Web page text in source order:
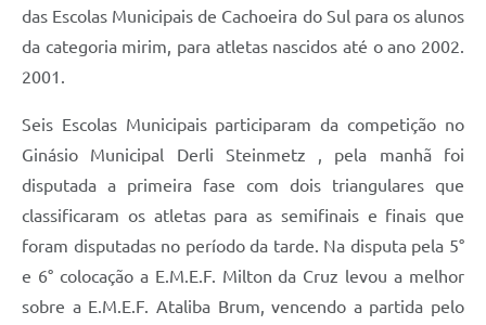
Gabinetes e Secretarias
Contas Públicas
Editais
Serviços Online
Telefones Úteis
das Escolas Municipais de Cachoeira do Sul para os alunos
da categoria mirim, para atletas nascidos até o ano 2002.
2001.
Seis Escolas Municipais participaram da competição no
Ginásio Municipal Derli Steinmetz , pela manhã foi
disputada a primeira fase com dois triangulares que
classificaram os atletas para as semifinais e finais que
foram disputadas no período da tarde. Na disputa pela 5°
e 6° colocação a E.M.E.F. Milton da Cruz levou a melhor
sobre a E.M.E.F. Ataliba Brum, vencendo a partida pelo